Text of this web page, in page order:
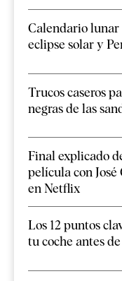
Calendario lunar
eclipse solar y
Trucos caseros
negras de las
Final explicado
película con José
en Netflix
Los 12 puntos
tu coche antes